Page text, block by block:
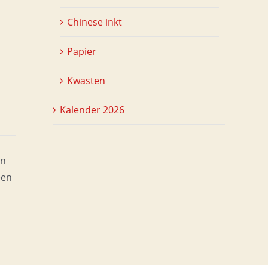
Chinese inkt
Papier
Kwasten
Kalender 2026